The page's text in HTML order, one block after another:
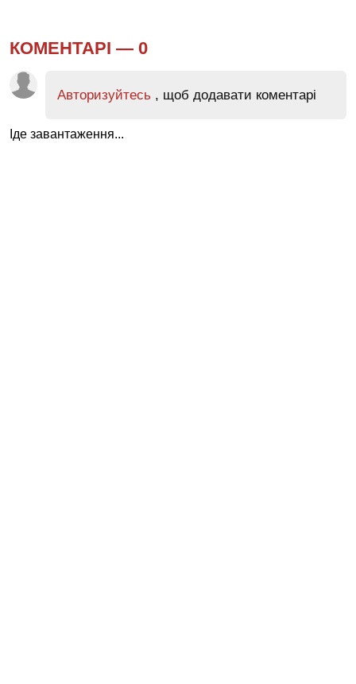
КОМЕНТАРІ — 0
Авторизуйтесь , щоб додавати коментарі
Іде завантаження...